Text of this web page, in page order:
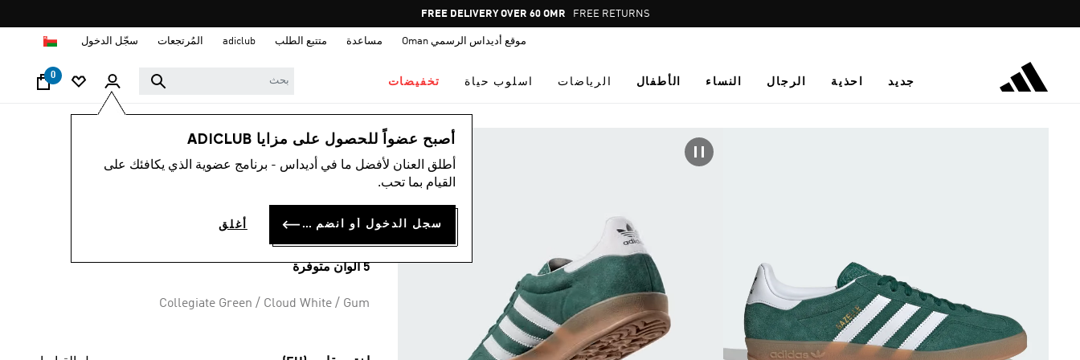
Pause
promotion
FREE DELIVERY OVER 60 OMR FREE RETURNS
موقع أديداس الرسمي Oman مساعدة متتبع الطلب adiclub المُرتجعات سجّل الدخول
جديد احذية الرجال النساء الأطفال الرياضات اسلوب حياة تخفيضات
0
أصبح عضواً للحصول على مزايا ADICLUB
أطلق العنان لأفضل ما في أديداس - برنامج عضوية الذي يكافئك على
القيام بما تحب.
سجل الدخول أو انضم الآن أغلق
اسلوب حياة العلامات التجارية أوريجينالز
حذاء GAZELLE
INDOOR
5 ألوان متوفرة
Collegiate Green / Cloud White / Gum